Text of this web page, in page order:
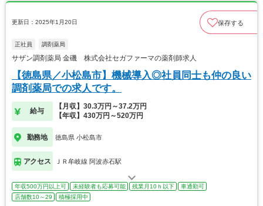
更新日：2025年1月20日 保存する
正社員 調剤薬局
サザン調剤薬局 金磯 株式会社セガファーマの薬剤師求人
【徳島県／小松島市】機械導入◎社員同士も仲の良い
調剤薬局での求人です。
給与
【月収】30.3万円～37.2万円
【年収】430万円～520万円
勤務地 徳島県 小松島市
アクセス ＪＲ牟岐線 阿波赤石駅
年収500万円以上可 未経験者も応募可能 残業月10ｈ以下
車通勤可
店舗数10～29
積極採用中